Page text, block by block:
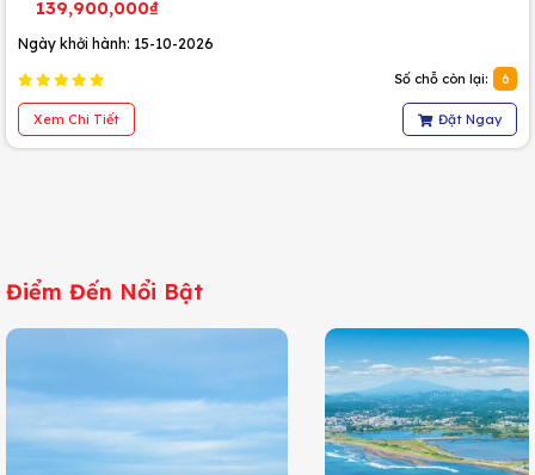
139,900,000₫
Ngày khởi hành: 15-10-2026
Số chỗ còn lại: 6
Xem Chi Tiết Đặt Ngay
Điểm Đến Nổi Bật